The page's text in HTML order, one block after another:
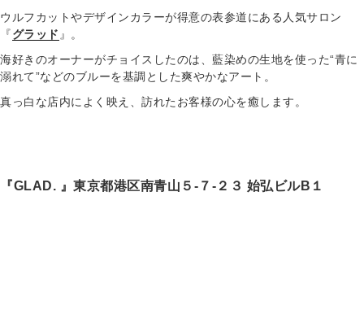
ウルフカットやデザインカラーが得意の表参道にある人気サロン
『グラッド 』。
海好きのオーナーがチョイスしたのは、藍染めの生地を使った“青に
溺れて”などのブルーを基調とした爽やかなアート。
真っ白な店内によく映え、訪れたお客様の心を癒します。
『GLAD. 』東京都港区南青山５-７-２３ 始弘ビルB１